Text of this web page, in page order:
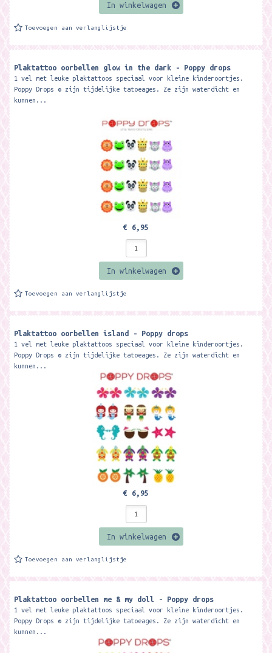
In winkelwagen
Toevoegen aan verlanglijstje
Plaktattoo oorbellen glow in the dark - Poppy drops
1 vel met leuke plaktattoos speciaal voor kleine kinderoortjes.
Poppy Drops ® zijn tijdelijke tatoeages. Ze zijn waterdicht en
kunnen...
€ 6,95
In winkelwagen
Toevoegen aan verlanglijstje
Plaktattoo oorbellen island - Poppy drops
1 vel met leuke plaktattoos speciaal voor kleine kinderoortjes.
Poppy Drops ® zijn tijdelijke tatoeages. Ze zijn waterdicht en
kunnen...
€ 6,95
In winkelwagen
Toevoegen aan verlanglijstje
Plaktattoo oorbellen me & my doll - Poppy drops
1 vel met leuke plaktattoos speciaal voor kleine kinderoortjes.
Poppy Drops ® zijn tijdelijke tatoeages. Ze zijn waterdicht en
kunnen...